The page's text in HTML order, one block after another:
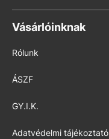
Vásárlóinknak
Rólunk
ÁSZF
GY.I.K.
Adatvédelmi tájékoztató